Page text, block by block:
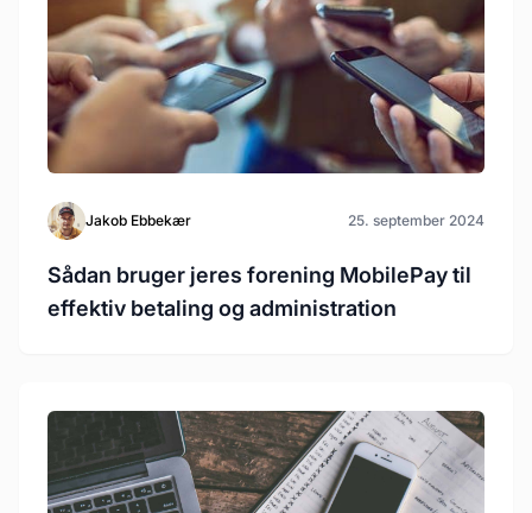
Jakob Ebbekær 25. september 2024
Sådan bruger jeres forening MobilePay til
effektiv betaling og administration